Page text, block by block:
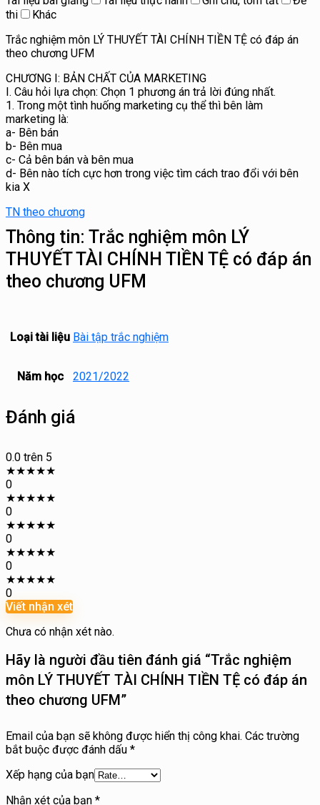
thi
Khác
Trắc nghiệm môn LÝ THUYẾT TÀI CHÍNH TIỀN TỆ có đáp án
theo chương UFM
CHƯƠNG I: BẢN CHẤT CỦA MARKETING
I. Câu hỏi lựa chọn: Chọn 1 phương án trả lời đúng nhất.
1. Trong một tình huống marketing cụ thểthì bên làm
marketing là:
a- Bên bán
b- Bên mua
c- Cả bên bán và bên mua
d- Bên nào tích cực hơn trong việc tìm cách trao đổi với bên
kia X
TN theo chương
Thông tin: Trắc nghiệm môn LÝ
THUYẾT TÀI CHÍNH TIỀN TỆ có đáp án
theo chương UFM
Loại tài liệu Bài tập trắc nghiệm
Năm học 2021/2022
Đánh giá
0.0 trên 5
★★★★★
0
★★★★★
0
★★★★★
0
★★★★★
0
★★★★★
0
Viết nhận xét
Chưa có nhận xét nào.
Hãy là người đầu tiên đánh giá “Trắc nghiệm
môn LÝ THUYẾT TÀI CHÍNH TIỀN TỆ có đáp án
theo chương UFM”
Email của bạn sẽ không được hiển thị công khai. Các trường
bắt buộc được đánh dấu *
Xếp hạng của bạn
Nhận xét của bạn *